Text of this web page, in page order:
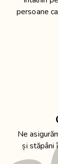
persoane
Ne
și stăpâni